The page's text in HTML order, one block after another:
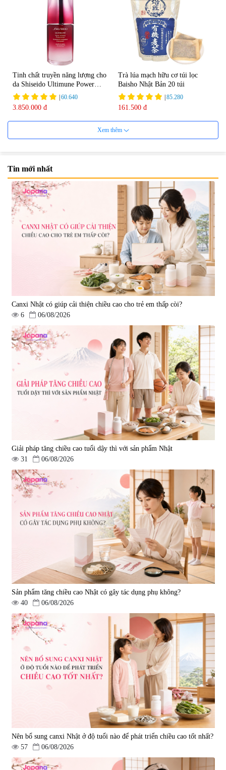
Tinh chất truyền năng lượng cho
da Shiseido Ultimune Power
75ml
|60.640
3.850.000 đ
Trà lúa mạch hữu cơ túi lọc
Baisho Nhật Bản 20 túi
|85.280
161.500 đ
Viên uống bổ não Ribeto Shoji
Ichoha Ekisu Plus - 90 viên
|57.920
Viên nang uống cải thiện thị lực,
trí nhớ DHA + EPA + Flaxseed
Oil 30 viên/gói - Date 02/2027
52.346
225.000 đ
Tẩy tế bào chết Nichiei Bussan
Nano NMN+ Peeling Gel
Luxury 200g
1.490.000 đ
Viên uống hỗ trợ bền thành
mạch, ngừa tai biến Elastin Plus
& Nattokinase Hokoen 80 viên
0
980.000 đ
Viên uống bổ gan Ribeto Shoji
Hepaclean 60 viên
690.000 đ
Viên uống hỗ trợ cải thiện thoát
vị đĩa đệm Kyoto Has 30 viên
|14.560
1.600.000 đ
Viên uống hỗ trợ giấc ngủ Fujina
Sleepy Nhật Bản 80 viên
580.000 đ
Viên uống phòng ngừa & hỗ trợ
điều trị đột quỵ Biken Kinase
Gold 60 viên
|0
1.570.000 đ
Xem thêm
Tin mới nhất
Canxi Nhật có giúp cải thiện chiều cao cho trẻ em thấp còi?
6
06/08/2026
Giải pháp tăng chiều cao tuổi dậy thì với sản phẩm Nhật
31
06/08/2026
Sản phẩm tăng chiều cao Nhật có gây tác dụng phụ không?
40
06/08/2026
Nên bổ sung canxi Nhật ở độ tuổi nào để phát triển chiều cao tốt nhất?
57
06/08/2026